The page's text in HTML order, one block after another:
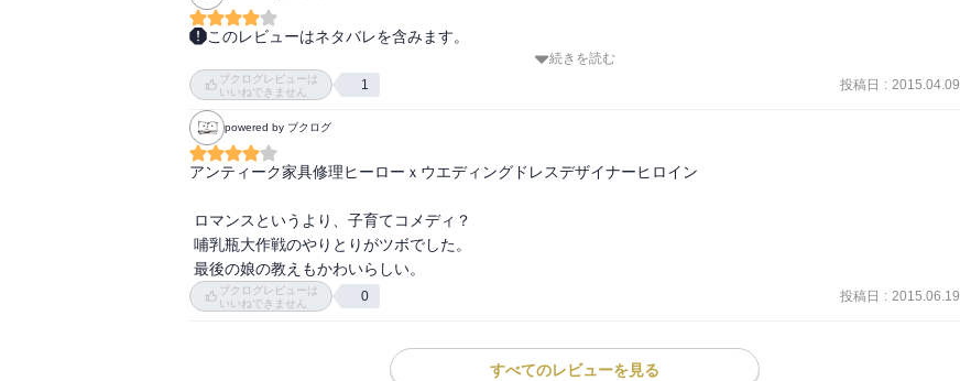
このレビューはネタバレを含みます。
妊娠がわかったニーナは、子供が嫌いだと言うジャックに懐妊の事実を告げず、彼の元を立ち去る。ジャックは
友人の妻を見舞いに来た病院で、出産したニーナと偶然再会して……。
それぞれの過去によって、子育て観、愛情に対する考え方が違うふたり。それが子供が生まれることによって変
わっていく。周りの人々や犬などの応援もあたたかく、ふたりは子供と一緒に愛を育む。
到底相容れないだろうというスタートから、よくぞここまで、という感のあるジャックのイクメンぶりがキュー
ト。
続きを読む
ブクログレビューは
いいねできません
1 投稿日 : 2015.04.09
powered by ブクログ
アンティーク家具修理ヒーローｘウエディングドレスデザイナーヒロイン
最後の娘の教えもかわいらしい。
ブクログレビューは
いいねできません
0 投稿日 : 2015.06.19
すべてのレビューを見る